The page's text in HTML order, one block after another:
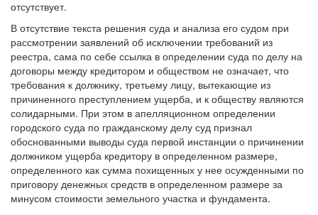
В отсутствие текста решения суда и анализа его судом при
рассмотрении заявлений об исключении требований из
реестра, сама по себе ссылка в определении суда по делу на
договоры между кредитором и обществом не означает, что
требования к должнику, третьему лицу, вытекающие из
причиненного преступлением ущерба, и к обществу являются
солидарными. При этом в апелляционном определении
городского суда по гражданскому делу суд признал
обоснованными выводы суда первой инстанции о причинении
должником ущерба кредитору в определенном размере,
определенного как сумма похищенных у нее осужденными по
приговору денежных средств в определенном размере за
минусом стоимости земельного участка и фундамента.